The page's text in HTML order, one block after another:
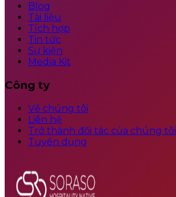
Blog
Tài liệu
Tích hợp
Tin tức
Sự kiện
Media Kit
Công ty
Về chúng tôi
Liên hệ
Trở thành đối tác của chúng tôi
Tuyển dụng